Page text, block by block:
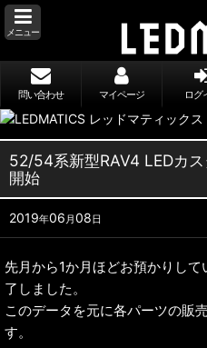
メニュー
問い合わせ マイページ ログ
52/54系新型RAV4 LEDカ
開始
2019年06 月08日
先月から1か月ほどお預かりし
了しました。
このデータを元に各パーツの販
す。